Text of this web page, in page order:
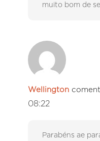
muito bom de
Wellington
08:22
Parabéns ae